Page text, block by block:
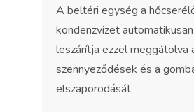
A beltéri egység a
kondenzvizet automatikusan
leszárítja ezzel meggátolva
szennyeződések és a
elszaporodását.